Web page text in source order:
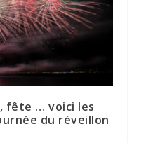
fête … voici les
du réveillon